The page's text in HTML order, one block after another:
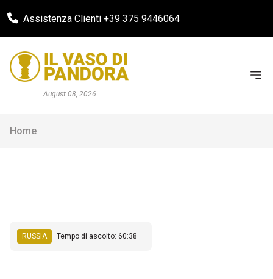
Assistenza Clienti +39 375 9446064
August 08, 2026
Home
RUSSIA Tempo di ascolto: 60:38